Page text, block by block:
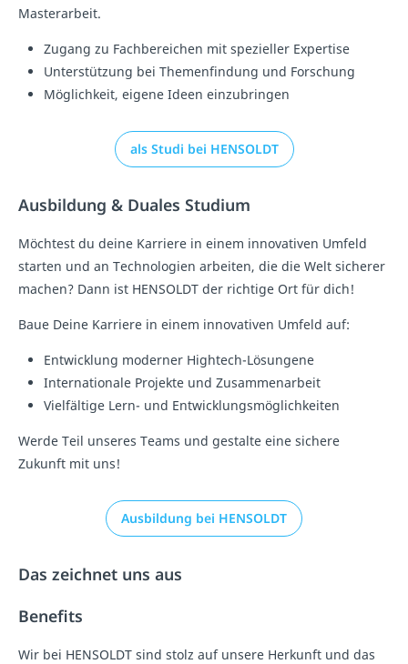
Masterarbeit.
Zugang zu Fachbereichen mit spezieller Expertise
Unterstützung bei Themenfindung und Forschung
Möglichkeit, eigene Ideen einzubringen
als Studi bei HENSOLDT
Ausbildung & Duales Studium
Möchtest du deine Karriere in einem innovativen Umfeld
starten und an Technologien arbeiten, die die Welt sicherer
machen? Dann ist HENSOLDT der richtige Ort für dich!
Baue Deine Karriere in einem innovativen Umfeld auf:
Entwicklung moderner Hightech-Lösungene
Internationale Projekte und Zusammenarbeit
Vielfältige Lern- und Entwicklungsmöglichkeiten
Werde Teil unseres Teams und gestalte eine sichere
Zukunft mit uns!
Ausbildung bei HENSOLDT
Das zeichnet uns aus
Benefits
Wir bei HENSOLDT sind stolz auf unsere Herkunft und das